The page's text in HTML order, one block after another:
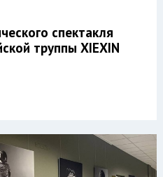
спектакля
труппы XIEXIN